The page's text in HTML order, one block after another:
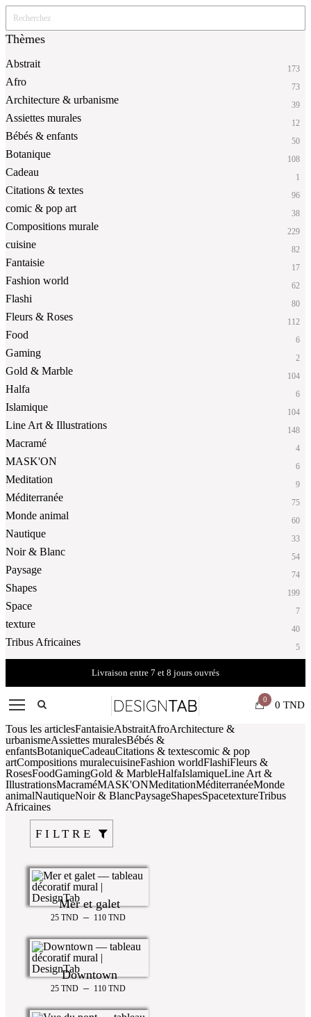
Thèmes
Abstrait 173
Afro 73
Architecture & urbanisme 39
Assiettes murales 12
Bébés & enfants 50
Botanique 108
Cadeau 1
Citations & textes 96
comic & pop art 38
Compositions murale 229
cuisine 82
Fantaisie 17
Fashion world 62
Flashi 80
Fleurs & Roses 112
Food 6
Gaming 2
Gold & Marble 104
Halfa 6
Islamique 104
Line Art & Illustrations 148
Macramé 4
MASK'ON 6
Meditation 9
Méditerranée 75
Monde animal 60
Nautique 33
Noir & Blanc 54
Paysage 74
Shapes 199
Space 7
texture 40
Tribus Africaines 5
Livraison entre 7 et 8 jours ouvrés
0 0 TND
Tous les articlesFantaisieAbstraitAfroArchitecture &
urbanismeAssiettes muralesBébés &
enfantsBotaniqueCadeauCitations & textescomic & pop
artCompositions muralecuisineFashion worldFlashiFleurs &
RosesFoodGamingGold & MarbleHalfaIslamiqueLine Art &
IllustrationsMacraméMASK'ONMeditationMéditerranéeMonde
animalNautiqueNoir & BlancPaysageShapesSpacetextureTribus
Africaines
Mer et galet
25 TND – 110 TND
Downtown
25 TND – 110 TND